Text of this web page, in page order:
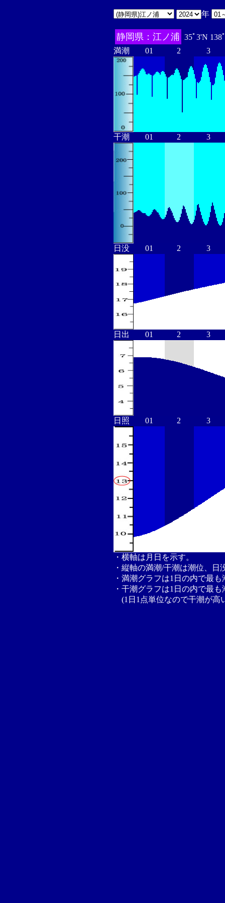
年
静岡県：江ノ浦 35ﾟ3'N 138
満潮
01 2 3
干潮 01 2 3
日没 01 2 3
日出 01 2 3
日照 01 2 3
・横軸は月日を示す。
・縦軸の満潮/干潮は潮位、
・満潮グラフは1日の内で最
・干潮グラフは1日の内で最
(1日1点単位なので干潮が高